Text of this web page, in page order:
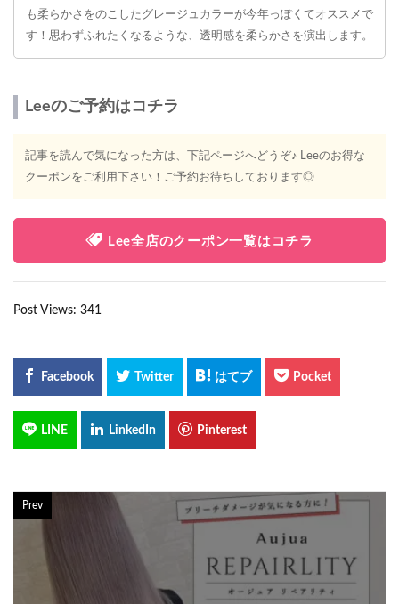
も柔らかさをのこしたグレージュカラーが今年っぽくてオススメで
す！思わずふれたくなるような、透明感を柔らかさを演出します。
Leeのご予約はコチラ
記事を読んで気になった方は、下記ページへどうぞ♪ Leeのお得な
クーポンをご利用下さい！ご予約お待ちしております◎
Lee全店のクーポン一覧はコチラ
Post Views: 341
Prev